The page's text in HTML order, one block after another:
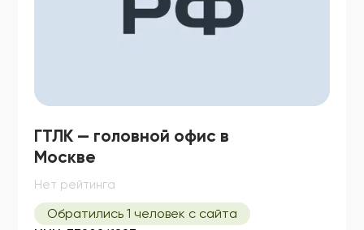
ГТЛК — головной офис в
Москве
Нет рейтинга
Обратились 1 человек с сайта